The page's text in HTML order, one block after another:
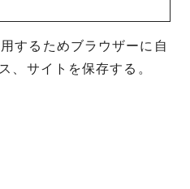
するためブラウザーに自
、サイトを保存する。